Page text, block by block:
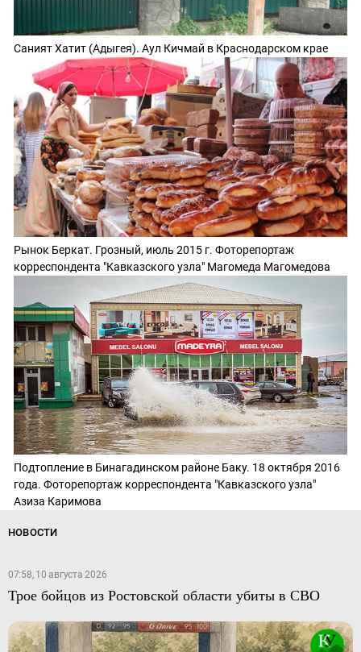
Саният Хатит (Адыгея). Аул Кичмай в Краснодарском крае
Рынок Беркат. Грозный, июль 2015 г. Фоторепортаж
корреспондента "Кавказского узла" Магомеда Магомедова
Подтопление в Бинагадинском районе Баку. 18 октября 2016
года. Фоторепортаж корреспондента "Кавказского узла"
Азиза Каримова
НОВОСТИ
07:58, 10 августа 2026
Трое бойцов из Ростовской области убиты в СВО